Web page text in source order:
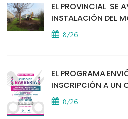
EL PROVINCIAL: SE
INSTALACIÓN DEL
8/26
EL PROGRAMA
INSCRIPCIÓN A UN
8/26